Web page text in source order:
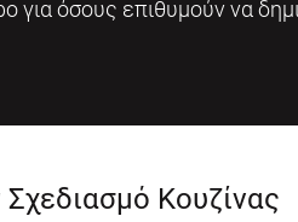
για όσους επιθυμούν να
Κουζίνας